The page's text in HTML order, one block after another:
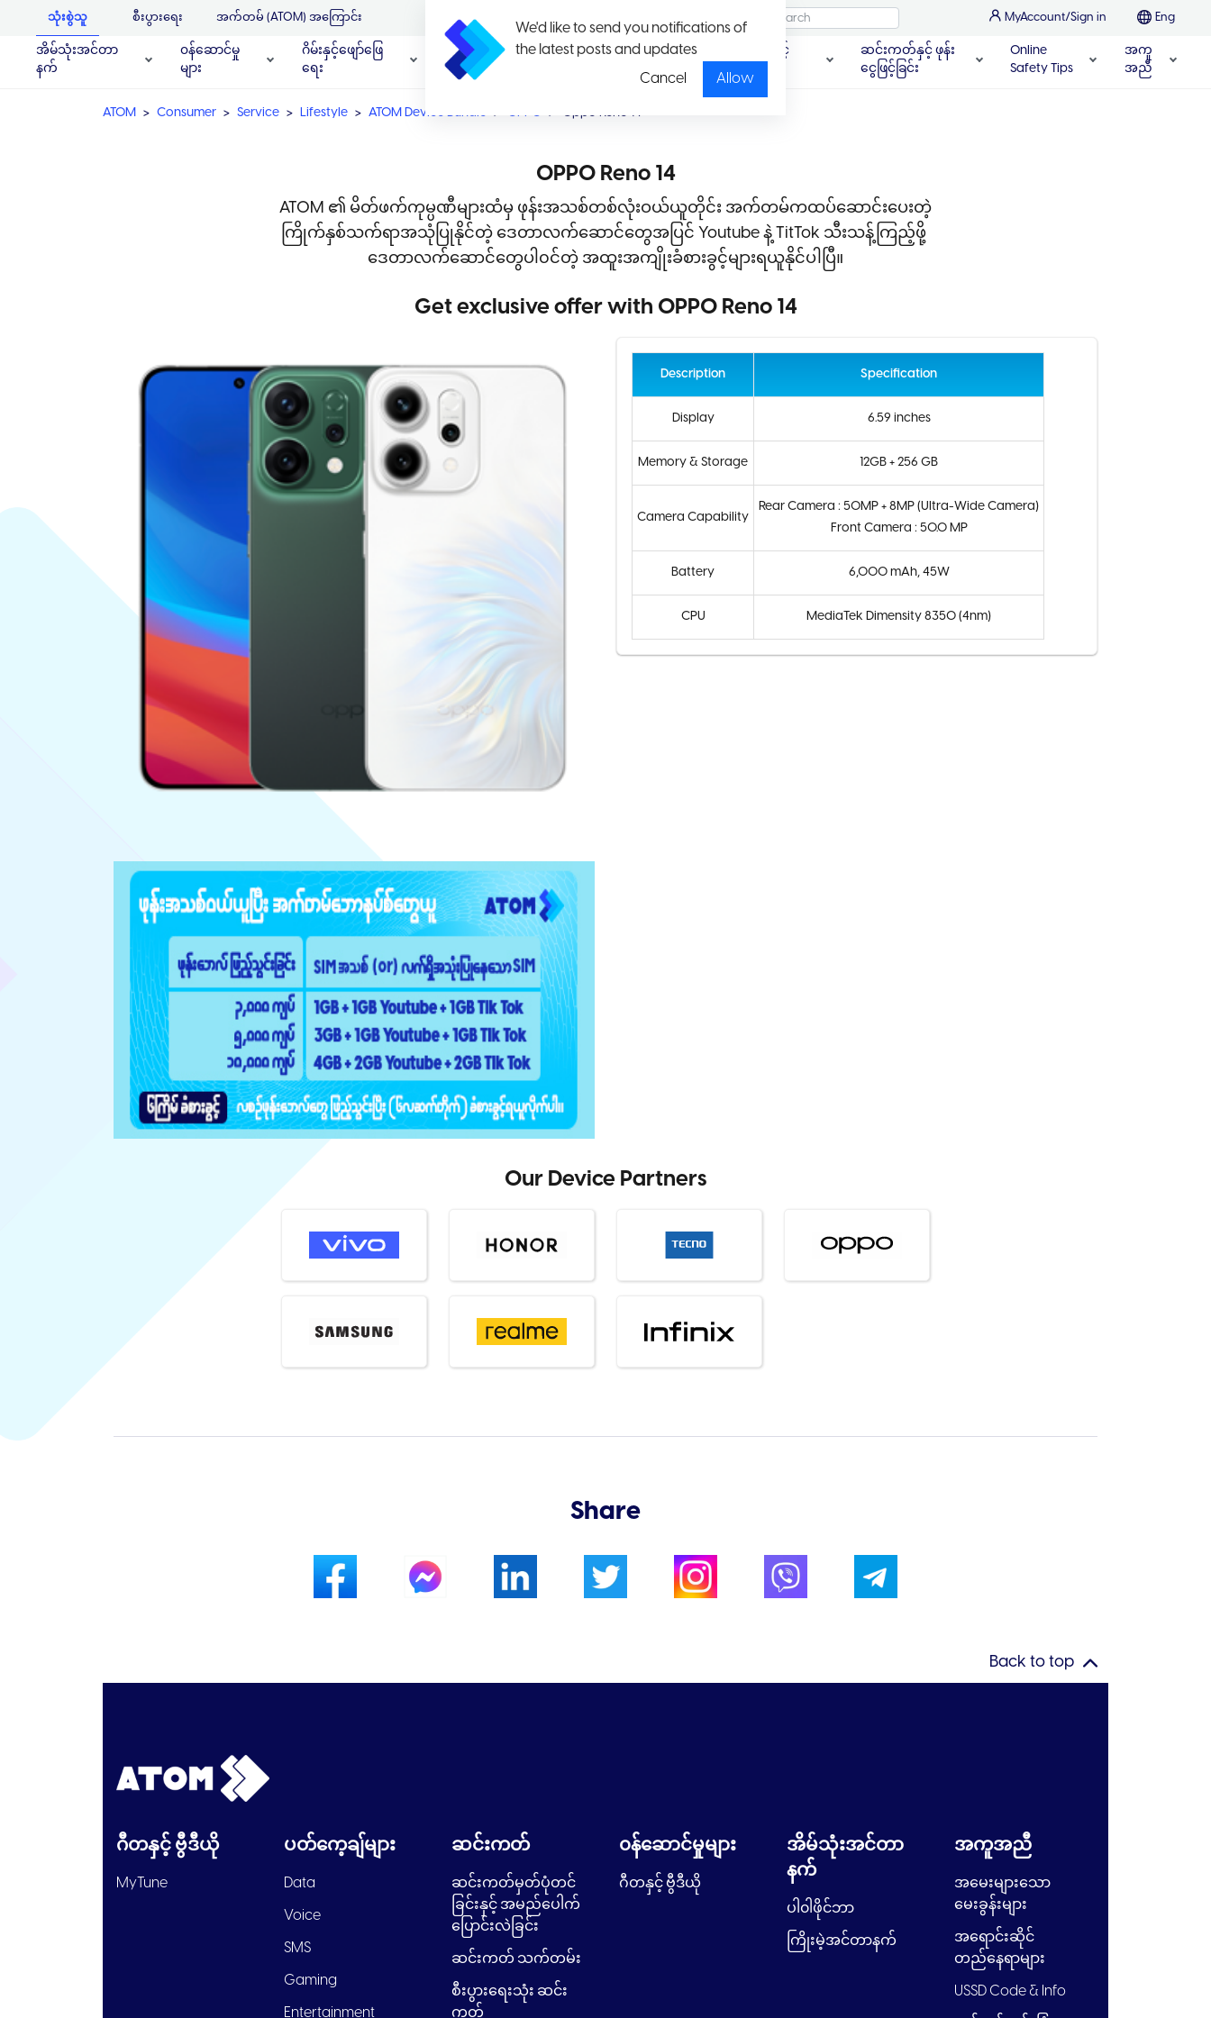
We'd like to send you notifications of
the latest posts and updates
Cancel
Allow
သုံးစွဲသူ စီးပွားရေး အက်တမ် (ATOM) အကြောင်း MyAccount/Sign in Eng
အိမ်သုံးအင်တာ
နက်
၀န်ဆောင်မှု
များ
ဂိမ်းနှင့်ဖျော်ဖြေ
ရေး
ပရိုမိုး
ရှင်း
ပတ်ကေ့ချ်နှင့်
နှုန်းထားများ
ဆင်းကတ်နှင့် ဖုန်း
ငွေဖြင့်ခြင်း
Online
Safety Tips
အကူ
အညီ
ATOM Consumer Service Lifestyle ATOM Device Bundle OPPO Oppo Reno 14
OPPO Reno 14
ATOM ၏ မိတ်ဖက်ကုမ္ပဏီများထံမှ ဖုန်းအသစ်တစ်လုံးဝယ်ယူတိုင်း အက်တမ်ကထပ်ဆောင်းပေးတဲ့
ကြိုက်နှစ်သက်ရာအသုံပြုနိုင်တဲ့ ဒေတာလက်ဆောင်တွေအပြင် Youtube နဲ့ TitTok သီးသန့်ကြည့်ဖို့ ‌‌‌‌‌
ဒေတာလက်ဆောင်တွေပါ၀င်တဲ့ အထူးအကျိုးခံစားခွင့်များရယူနိုင်ပါပြီ။
Get exclusive offer with OPPO Reno 14
Description Specification
Display 6.59 inches
Memory & Storage 12GB + 256 GB
Camera Capability
Rear Camera : 50MP + 8MP (Ultra-Wide Camera)
Front Camera : 50.0 MP
Battery 6,000 mAh, 45W
CPU MediaTek Dimensity 8350 (4nm)
Our Device Partners
Share
Back to top
ဂီတနှင့် ဗွီဒီယို
MyTune
ပတ်ကေ့ချ်များ
Data
Voice
SMS
Gaming
Entertainment
ဆင်းကတ်
ဆင်းကတ်မှတ်ပုံတင်
ခြင်းနှင့် အမည်ပေါက်
ပြောင်းလဲခြင်း
ဆင်းကတ် သက်တမ်း
စီးပွားရေးသုံး ဆင်း
ကတ်
၀န်ဆောင်မှုများ
ဂီတနှင့် ဗွီဒီယို
အိမ်သုံးအင်တာ
နက်
ပါ၀ါဖိုင်ဘာ
ကြိုးမဲ့အင်တာနက်
အကူအညီ
အမေးများသော
မေးခွန်းများ
အရောင်းဆိုင်
တည်နေရာများ
USSD Code & Info